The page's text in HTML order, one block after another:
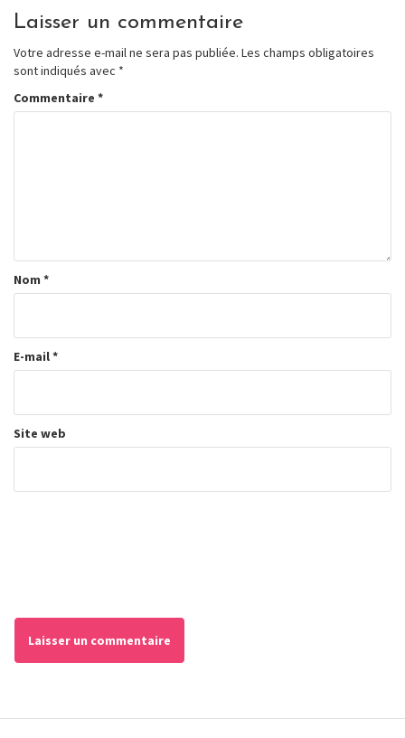
Laisser un commentaire
Votre adresse e-mail ne sera pas publiée. Les champs obligatoires
sont indiqués avec *
Commentaire *
Nom *
E-mail*
Site web